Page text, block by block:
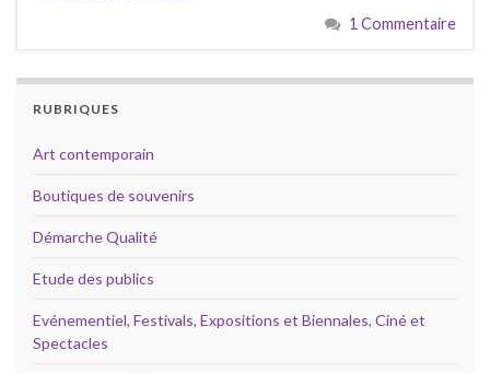
1 Commentaire
RUBRIQUES
Art contemporain
Boutiques de souvenirs
Démarche Qualité
Etude des publics
Evénementiel, Festivals, Expositions et Biennales, Ciné et
Spectacles